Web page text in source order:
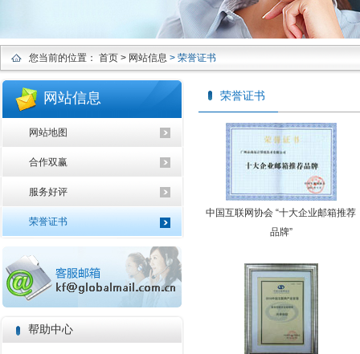
您当前的位置： 首页 > 网站信息 > 荣誉证书
网站信息
网站地图
合作双赢
服务好评
荣誉证书
帮助中心
荣誉证书
中国互联网协会 “十大企业邮箱推荐
品牌”